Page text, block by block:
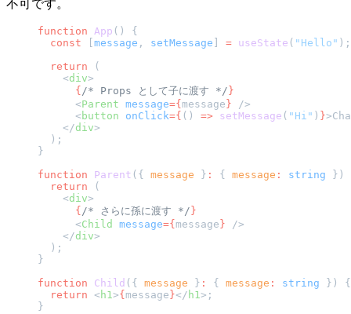
不可です。
function App () {
  const
message , setMessage = useState ( "Hello" );
  return
(
    <
div>
      {
/* Props として子に渡す */ }
      <
Parent message={ message } />
      <
button onClick={ () => setMessage ( "Hi" ) }
    </
div>
  );
}
function Parent ({ message } : { message : string })
  return
(
    <
div>
      {
/* さらに孫に渡す */ }
      <
Child message={ message } />
    </
div>
  );
}
function Child ({ message } : { message : string }) {
  return
< h1>{ message }</ h1>;
}